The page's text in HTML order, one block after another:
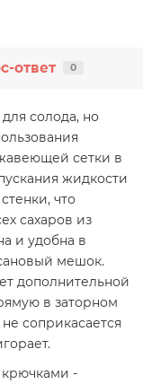
ответ 0
солода, но
сетки в
жидкости
что
сахаров из
и удобна в
мешок.
дополнительной
в заторном
соприкасается
-